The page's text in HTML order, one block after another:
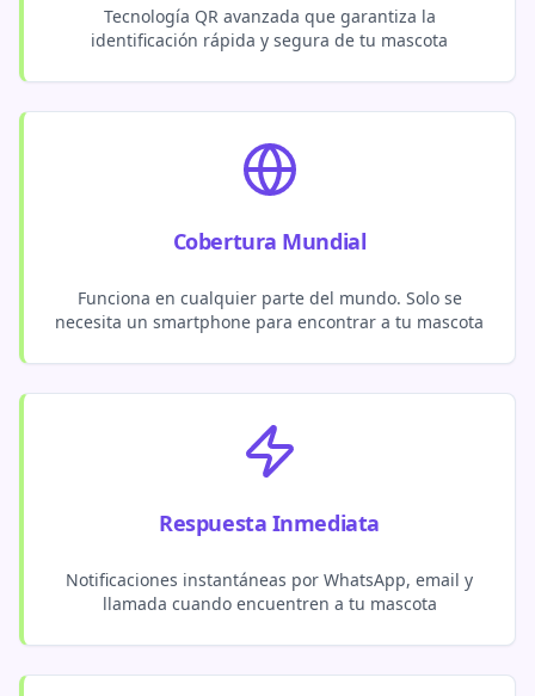
Tecnología QR avanzada que garantiza la
identificación rápida y segura de tu mascota
Cobertura Mundial
Funciona en cualquier parte del mundo. Solo se
necesita un smartphone para encontrar a tu mascota
Respuesta Inmediata
Notificaciones instantáneas por WhatsApp, email y
llamada cuando encuentren a tu mascota